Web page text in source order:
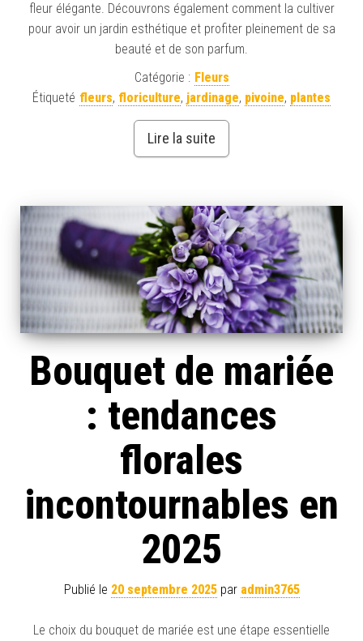
fleur élégante. Découvrons également comment la cultiver
pour avoir un jardin esthétique et profiter pleinement de sa
beauté et de son parfum.
Catégorie : Fleurs
Étiqueté fleurs, floriculture, jardinage, pivoine, plantes
Lire la suite
Bouquet de mariée
: tendances
florales
incontournables en
2025
Publié le 20 septembre 2025par admin3765
Le choix du bouquet de mariée est une étape essentielle